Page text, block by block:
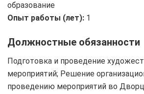
образование
Опыт работы (лет): 1
Должностные обязанности
Подготовка и проведение
мероприятий; Решение
проведению мероприятий во